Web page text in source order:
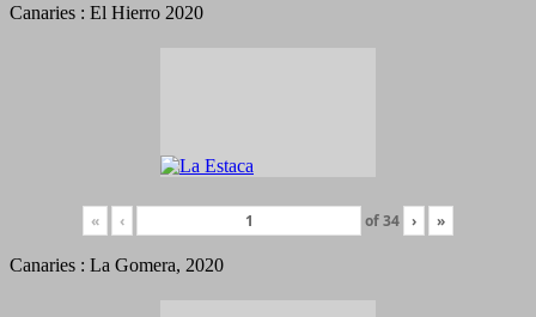
Canaries : El Hierro 2020
« ‹ of34 › »
Canaries : La Gomera, 2020